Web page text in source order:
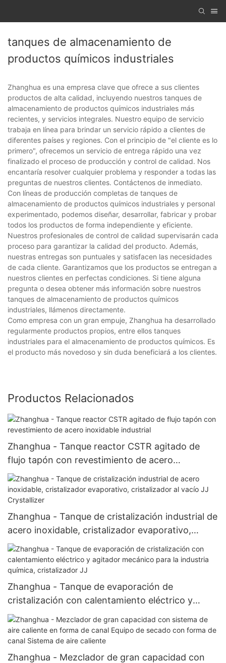
tanques de almacenamiento de
productos químicos industriales
Zhanghua es una empresa clave que ofrece a sus clientes
productos de alta calidad, incluyendo nuestros tanques de
almacenamiento de productos químicos industriales más
recientes, y servicios integrales. Nuestro equipo de servicio
trabaja en línea para brindar un servicio rápido a clientes de
diferentes países y regiones. Con el principio de "el cliente es lo
primero", ofrecemos un servicio de entrega rápido una vez
finalizado el proceso de producción y control de calidad. Nos
encantaría resolver cualquier problema y responder a todas las
preguntas de nuestros clientes. Contáctenos de inmediato.
Con líneas de producción completas de tanques de
almacenamiento de productos químicos industriales y personal
experimentado, podemos diseñar, desarrollar, fabricar y probar
todos los productos de forma independiente y eficiente.
Nuestros profesionales de control de calidad supervisarán cada
proceso para garantizar la calidad del producto. Además,
nuestras entregas son puntuales y satisfacen las necesidades
de cada cliente. Garantizamos que los productos se entregan a
nuestros clientes en perfectas condiciones. Si tiene alguna
pregunta o desea obtener más información sobre nuestros
tanques de almacenamiento de productos químicos
industriales, llámenos directamente.
Como empresa con un gran empuje, Zhanghua ha desarrollado
regularmente productos propios, entre ellos tanques
industriales para el almacenamiento de productos químicos. Es
el producto más novedoso y sin duda beneficiará a los clientes.
Productos Relacionados
Zhanghua - Tanque reactor CSTR agitado de
flujo tapón con revestimiento de acero
inoxidable industrial
Zhanghua - Tanque de cristalización industrial de
acero inoxidable, cristalizador evaporativo,
cristalizador al vacío JJ Crystallizer
Zhanghua - Tanque de evaporación de
cristalización con calentamiento eléctrico y
agitador mecánico para la industria química,
cristalizador JJ
Zhanghua - Mezclador de gran capacidad con